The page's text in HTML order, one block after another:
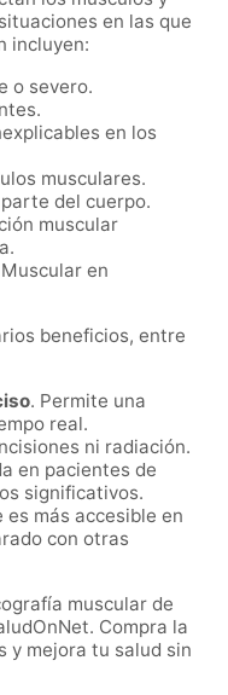
en las que
incluyen:
o severo.
en los
musculares.
del cuerpo.
muscular
en
beneficios, entre
. Permite una
real.
ni radiación.
en pacientes de
significativos.
es más accesible en
con otras
muscular de
Compra la
y mejora tu salud sin